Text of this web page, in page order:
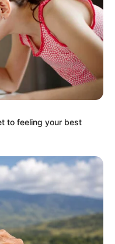
to feeling your best